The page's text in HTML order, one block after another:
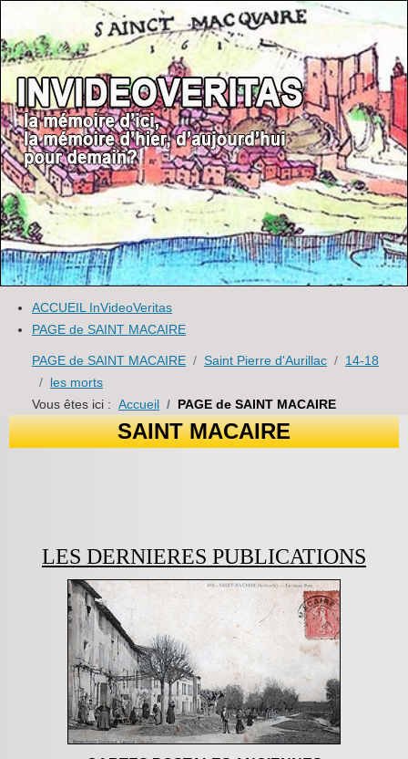
ACCUEIL InVideoVeritas
PAGE de SAINT MACAIRE
PAGE de SAINT MACAIRE Saint Pierre d'Aurillac
14-18
les morts
Vous êtes ici : Accueil PAGE de SAINT MACAIRE
SAINT MACAIRE
LES DERNIERES PUBLICATIONS